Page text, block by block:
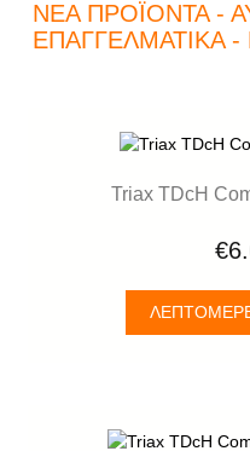
ΝΈΑ ΠΡΟΪΌΝΤΑ -
ΕΠΑΓΓΕΛΜΑΤΙΚΆ -
Triax TDcH